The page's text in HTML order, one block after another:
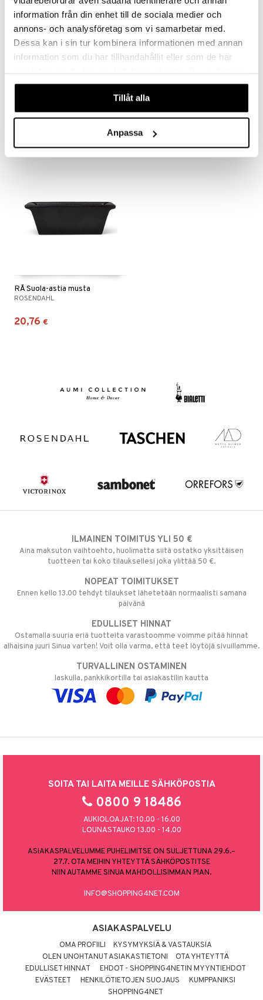
information från din enhet till de sociala medier och
annons- och analysföretag som vi samarbetar med.
Dessa kan i sin tur kombinera informationen med annan
information som du har tillhandahållit eller som de har
våra cookies vid fortsatt användande av vår webbplats.
Tillåt alla
Anpassa
ROSENDAHL
RÅ Suola-astia musta
ROSENDAHL
20,76 €
ILMAINEN TOIMITUS YLI 50 €
Aina maksuton vaihtoehto, huolimatta siitä ostatko yksittäisen
tuotteen tai koko tilauksellesi joka ylittää 50 €.
NOPEAT TOIMITUKSET
Ennen kello 13.00 tehdyt tilaukset lähetetään normaalisti samana
päivänä
EDULLISET HINNAT
Ostamalla suuria eriä tuotteita varastoomme voimme pitää hinnat
alhaisina juuri Sinua varten! Voit olla varma, että teet löytöjä sivuillamme.
TURVALLINEN OSTAMINEN
laskulla, pankkikortilla tai asiakastilin kautta
SOITA TAI LAITA MEILLE SÄHKÖPOSTIA
0800 9 18486
AUKIOLOAJAT: 10.00 - 16.00
LOUNASTAUKO 13.00 - 14.00
ASIAKASPALVELUMME PUHELIMITSE ON SULJETTUNA 29.6.–
27.7. OTA MEIHIN YHTEYTTÄ SÄHKÖPOSTITSE
NIIN AUTAMME SINUA MAHDOLLISIMMAN PIAN.
INFO@SHOPPING4NET.COM
ASIAKASPALVELU
OMA PROFIILI
KYSYMYKSIÄ & VASTAUKSIA
OLEN UNOHTANUT ASIAKASTIETONI
OTA YHTEYTTÄ
EDULLISET HINNAT
EHDOT - SHOPPING4NETIN MYYNTIEHDOT
EVÄSTEET
HENKILÖTIETOJEN SUOJAUS
KUMPPANIKSI
SHOPPING4NET